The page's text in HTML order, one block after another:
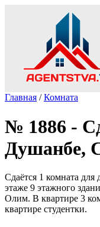
Главная /Комната
№ 1886 -
Душанбе,
Сдаётся 1 комната
этаже 9 этажного
Олим. В квартире 3
квартире студентки.